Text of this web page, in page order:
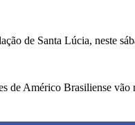
de Santa Lúcia, neste
de Américo Brasiliense vão